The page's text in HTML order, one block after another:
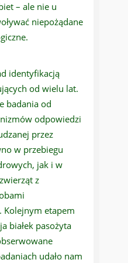
– ale nie u
niepożądane
identyfikacją
od wielu lat.
badania od
odpowiedzi
przez
w przebiegu
jak i w
z
etapem
białek pasożyta
udało nam